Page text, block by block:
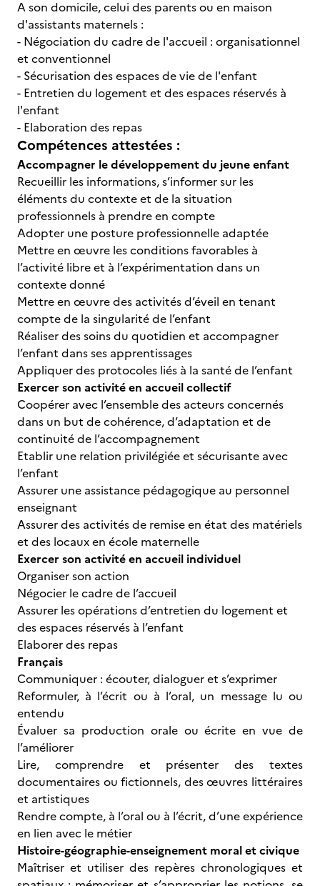
A son domicile, celui des parents ou en maison
d'assistants maternels :
- Négociation du cadre de l'accueil : organisationnel
et conventionnel
- Sécurisation des espaces de vie de l'enfant
- Entretien du logement et des espaces réservés à
l'enfant
- Elaboration des repas
Compétences attestées :
Accompagner le développement du jeune enfant
Recueillir les informations, s’informer sur les
éléments du contexte et de la situation
professionnels à prendre en compte
Adopter une posture professionnelle adaptée
Mettre en œuvre les conditions favorables à
l’activité libre et à l’expérimentation dans un
contexte donné
Mettre en œuvre des activités d’éveil en tenant
compte de la singularité de l’enfant
Réaliser des soins du quotidien et accompagner
l’enfant dans ses apprentissages
Appliquer des protocoles liés à la santé de l’enfant
Exercer son activité en accueil collectif
Coopérer avec l’ensemble des acteurs concernés
dans un but de cohérence, d’adaptation et de
continuité de l’accompagnement
Etablir une relation privilégiée et sécurisante avec
l’enfant
Assurer une assistance pédagogique au personnel
enseignant
Assurer des activités de remise en état des matériels
et des locaux en école maternelle
Exercer son activité en accueil individuel
Organiser son action
Négocier le cadre de l’accueil
Assurer les opérations d’entretien du logement et
des espaces réservés à l’enfant
Elaborer des repas
Français
Communiquer : écouter, dialoguer et s’exprimer
Reformuler, à l’écrit ou à l’oral, un message lu ou
entendu
Évaluer sa production orale ou écrite en vue de
l’améliorer
Lire, comprendre et présenter des textes
documentaires ou fictionnels, des œuvres littéraires
et artistiques
Rendre compte, à l’oral ou à l’écrit, d’une expérience
en lien avec le métier
Histoire-géographie-enseignement moral et civique
Maîtriser et utiliser des repères chronologiques et